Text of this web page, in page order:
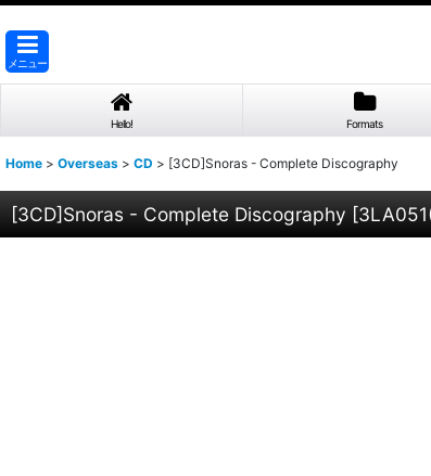
メニュー
Hello! Formats
Home > Overseas > CD > [3CD]Snoras - Complete Discography
[3CD]Snoras - Complete Discography [